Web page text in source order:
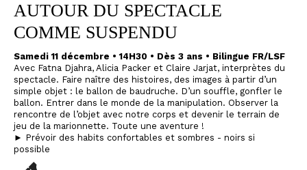
AUTOUR DU SPECTACLE
COMME SUSPENDU
Samedi 11 décembre • 14H30 • Dès 3 ans • Bilingue FR/LSF
Avec Fatna Djahra, Alicia Packer et Claire Jarjat, interprètes du
spectacle. Faire naître des histoires, des images à partir d’un
simple objet : le ballon de baudruche. D’un souffle, gonfler le
ballon. Entrer dans le monde de la manipulation. Observer la
rencontre de l’objet avec notre corps et devenir le terrain de
jeu de la marionnette. Toute une aventure !
► Prévoir des habits confortables et sombres - noirs si
possible